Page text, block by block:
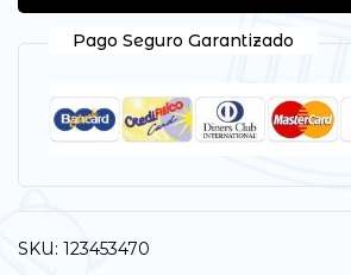
Pago Seguro Garantizado
SKU: 123453470